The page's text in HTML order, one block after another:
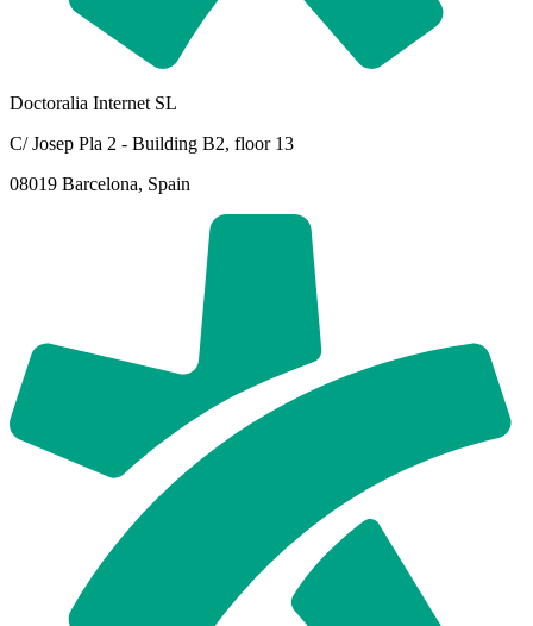
Doctoralia Internet SL
C/ Josep Pla 2 - Building B2, floor 13
08019 Barcelona, Spain